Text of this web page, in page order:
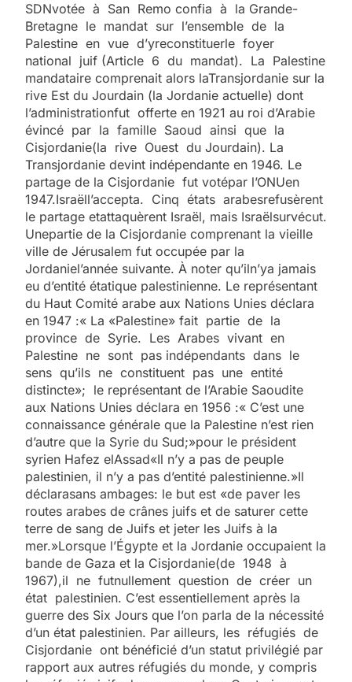
SDNvotée à San Remo confia à la Grande-
Bretagne le mandat sur l’ensemble de la
Palestine en vue d’yreconstituerle foyer
national juif (Article 6 du mandat). La Palestine
mandataire comprenait alors laTransjordanie sur la
rive Est du Jourdain (la Jordanie actuelle) dont
l’administrationfut offerte en 1921 au roi d’Arabie
évincé par la famille Saoud ainsi que la
Cisjordanie(la rive Ouest du Jourdain). La
Transjordanie devint indépendante en 1946. Le
partage de la Cisjordanie fut votépar l’ONUen
1947.Israëll’accepta. Cinq états arabesrefusèrent
le partage etattaquèrent Israël, mais Israëlsurvécut.
Unepartie de la Cisjordanie comprenant la vieille
ville de Jérusalem fut occupée par la
Jordaniel’année suivante. À noter qu’iln’ya jamais
eu d’entité étatique palestinienne. Le représentant
du Haut Comité arabe aux Nations Unies déclara
en 1947 :« La «Palestine» fait partie de la
province de Syrie. Les Arabes vivant en
Palestine ne sont pas indépendants dans le
sens qu’ils ne constituent pas une entité
distincte»; le représentant de l’Arabie Saoudite
aux Nations Unies déclara en 1956 :« C’est une
connaissance générale que la Palestine n’est rien
d’autre que la Syrie du Sud;»pour le président
syrien Hafez elAssad«Il n’y a pas de peuple
palestinien, il n’y a pas d’entité palestinienne.»Il
déclarasans ambages: le but est «de paver les
routes arabes de crânes juifs et de saturer cette
terre de sang de Juifs et jeter les Juifs à la
mer.»Lorsque l’Égypte et la Jordanie occupaient la
bande de Gaza et la Cisjordanie(de 1948 à
1967),il ne futnullement question de créer un
état palestinien. C’est essentiellement après la
guerre des Six Jours que l’on parla de la nécessité
d’un état palestinien. Par ailleurs, les réfugiés de
Cisjordanie ont bénéficié d’un statut privilégié par
rapport aux autres réfugiés du monde, y compris